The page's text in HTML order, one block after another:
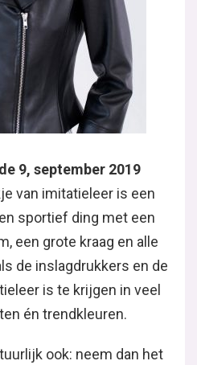
9, september 2019
van imitatieleer is een
sportief ding met een
een grote kraag en alle
de inslagdrukkers en de
is te krijgen in veel
én trendkleuren.
ook: neem dan het